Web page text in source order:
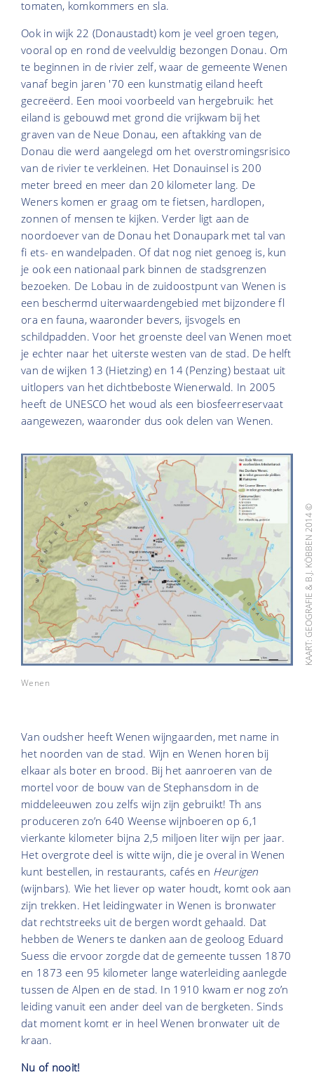
tomaten, komkommers en sla.
Ook in wijk 22 (Donaustadt) kom je veel groen tegen,
vooral op en rond de veelvuldig bezongen Donau. Om
te beginnen in de rivier zelf, waar de gemeente Wenen
vanaf begin jaren '70 een kunstmatig eiland heeft
gecreëerd. Een mooi voorbeeld van hergebruik: het
eiland is gebouwd met grond die vrijkwam bij het
graven van de Neue Donau, een aftakking van de
Donau die werd aangelegd om het overstromingsrisico
van de rivier te verkleinen. Het Donauinsel is 200
meter breed en meer dan 20 kilometer lang. De
Weners komen er graag om te fietsen, hardlopen,
zonnen of mensen te kijken. Verder ligt aan de
noordoever van de Donau het Donaupark met tal van
fi ets- en wandelpaden. Of dat nog niet genoeg is, kun
je ook een nationaal park binnen de stadsgrenzen
bezoeken. De Lobau in de zuidoostpunt van Wenen is
een beschermd uiterwaardengebied met bijzondere fl
ora en fauna, waaronder bevers, ijsvogels en
schildpadden. Voor het groenste deel van Wenen moet
je echter naar het uiterste westen van de stad. De helft
van de wijken 13 (Hietzing) en 14 (Penzing) bestaat uit
uitlopers van het dichtbeboste Wienerwald. In 2005
heeft de UNESCO het woud als een biosfeerreservaat
aangewezen, waaronder dus ook delen van Wenen.
KAART: GEOGRAFIE & B.J. KÖBBEN 2014 ©
Wenen
Van oudsher heeft Wenen wijngaarden, met name in
het noorden van de stad. Wijn en Wenen horen bij
elkaar als boter en brood. Bij het aanroeren van de
mortel voor de bouw van de Stephansdom in de
middeleeuwen zou zelfs wijn zijn gebruikt! Th ans
produceren zo’n 640 Weense wijnboeren op 6,1
vierkante kilometer bijna 2,5 miljoen liter wijn per jaar.
Het overgrote deel is witte wijn, die je overal in Wenen
kunt bestellen, in restaurants, cafés en Heurigen
(wijnbars). Wie het liever op water houdt, komt ook aan
zijn trekken. Het leidingwater in Wenen is bronwater
dat rechtstreeks uit de bergen wordt gehaald. Dat
hebben de Weners te danken aan de geoloog Eduard
Suess die ervoor zorgde dat de gemeente tussen 1870
en 1873 een 95 kilometer lange waterleiding aanlegde
tussen de Alpen en de stad. In 1910 kwam er nog zo’n
leiding vanuit een ander deel van de bergketen. Sinds
dat moment komt er in heel Wenen bronwater uit de
kraan.
Nu of nooit!